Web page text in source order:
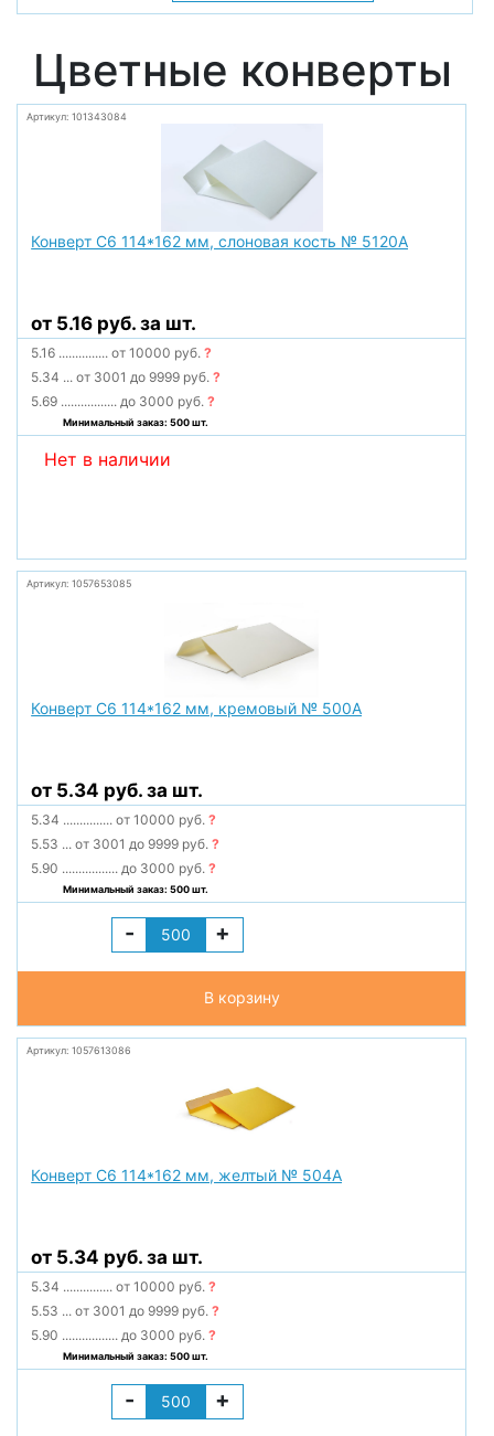
Цветные конверты
Артикул: 101343084
Конверт С6 114*162 мм, слоновая кость № 5120А
от 5.16 руб. за шт.
5.16 ............... от 10000 руб.?
5.34 ... от 3001 до 9999 руб.?
5.69 ................. до 3000 руб.?
Минимальный заказ: 500 шт.
Нет в наличии
Артикул: 1057653085
Конверт С6 114*162 мм, кремовый № 500А
от 5.34 руб. за шт.
5.34 ............... от 10000 руб.?
5.53 ... от 3001 до 9999 руб.?
5.90 ................. до 3000 руб.?
Минимальный заказ: 500 шт.
- +
В корзину
Артикул: 1057613086
Конверт С6 114*162 мм, желтый № 504А
от 5.34 руб. за шт.
5.34 ............... от 10000 руб.?
5.53 ... от 3001 до 9999 руб.?
5.90 ................. до 3000 руб.?
Минимальный заказ: 500 шт.
- +